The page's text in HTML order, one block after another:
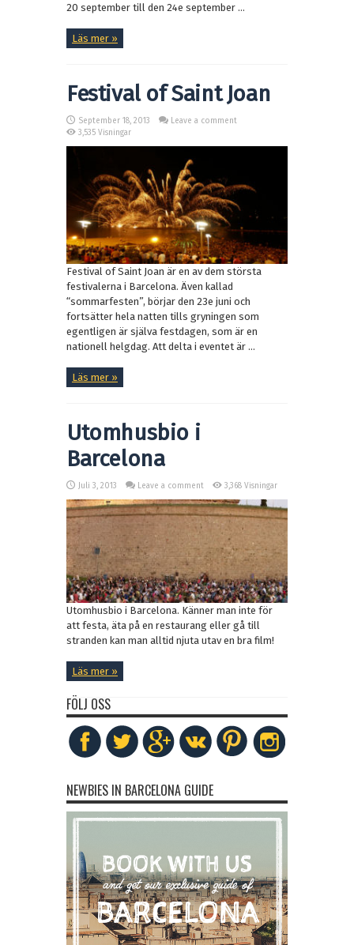
20 september till den 24e september ...
Läs mer »
Festival of Saint Joan
September 18, 2013
Leave a comment
3,535 Visningar
Festival of Saint Joan är en av dem största
festivalerna i Barcelona. Även kallad
“sommarfesten”, börjar den 23e juni och
fortsätter hela natten tills gryningen som
egentligen är själva festdagen, som är en
nationell helgdag. Att delta i eventet är ...
Läs mer »
Utomhusbio i
Barcelona
Juli 3, 2013 Leave a comment 3,368 Visningar
Utomhusbio i Barcelona. Känner man inte för
att festa, äta på en restaurang eller gå till
stranden kan man alltid njuta utav en bra film!
Läs mer »
FÖLJ OSS
NEWBIES IN BARCELONA GUIDE